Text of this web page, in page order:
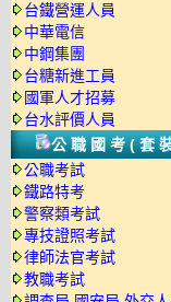
台鐵營運人員
中華電信
中鋼集團
台糖新進工員
國軍人才招募
台水評價人員
公職國考(套
公職考試
鐵路特考
警察類考試
專技證照考試
律師法官考試
教職考試